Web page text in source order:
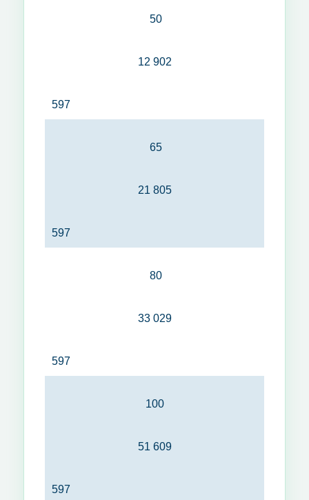
50
12 902
597
65
21 805
597
80
33 029
597
100
51 609
597